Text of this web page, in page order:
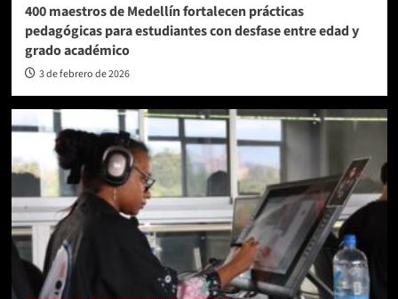
400 maestros de Medellín fortalecen prácticas
pedagógicas para estudiantes con desfase entre edad y
grado académico
3 de febrero de 2026